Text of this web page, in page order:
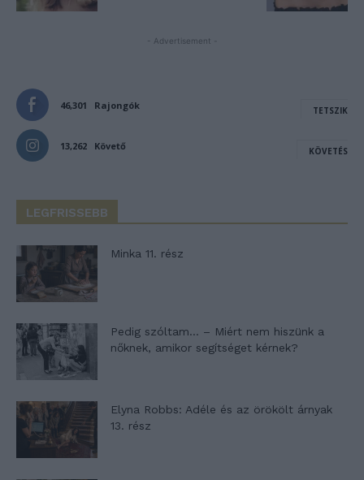
- Advertisement -
46,301 Rajongók TETSZIK
13,262 Követő KÖVETÉS
LEGFRISSEBB
Minka 11. rész
Pedig szóltam… – Miért nem hiszünk a
nőknek, amikor segítséget kérnek?
Elyna Robbs: Adéle és az örökölt árnyak
13. rész